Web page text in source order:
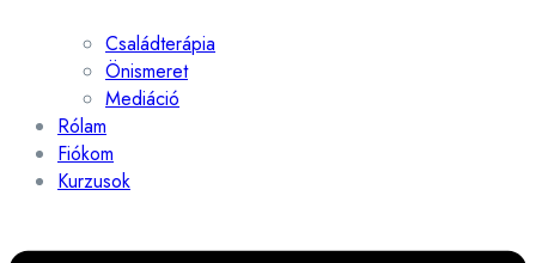
Családterápia
Önismeret
Mediáció
Rólam
Fiókom
Kurzusok